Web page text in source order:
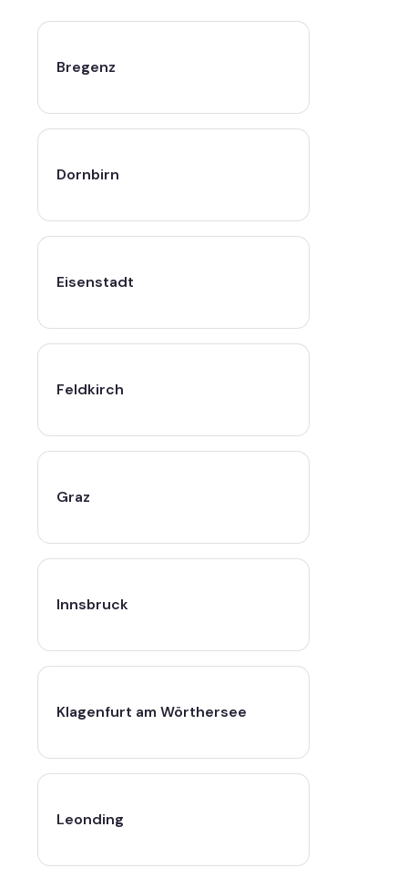
Bregenz
Dornbirn
Eisenstadt
Feldkirch
Graz
Innsbruck
Klagenfurt am Wörthersee
Leonding